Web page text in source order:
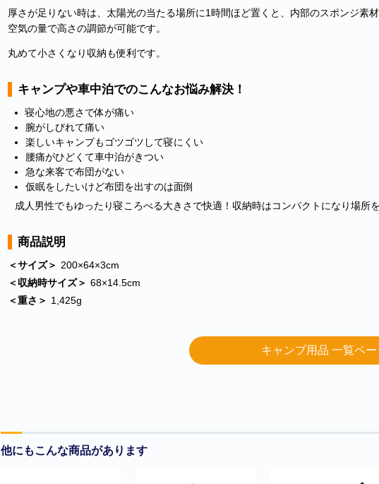
厚さが足りない時は、太陽光の当たる場所に1時間ほど置くと、内部のスポンジ素
空気の量で高さの調節が可能です。
丸めて小さくなり収納も便利です。
キャンプや車中泊でのこんなお悩み解決！
寝心地の悪さで体が痛い
腕がしびれて痛い
楽しいキャンプもゴツゴツして寝にくい
腰痛がひどくて車中泊がきつい
急な来客で布団がない
仮眠をしたいけど布団を出すのは面倒
成人男性でもゆったり寝ころべる大きさで快適！収納時はコンパクトになり場所
商品説明
＜サイズ＞ 200×64×3cm
＜収納時サイズ＞ 68×14.5cm
＜重さ＞ 1,425g
キャンプ用品 一覧ペ
他にもこんな商品があります